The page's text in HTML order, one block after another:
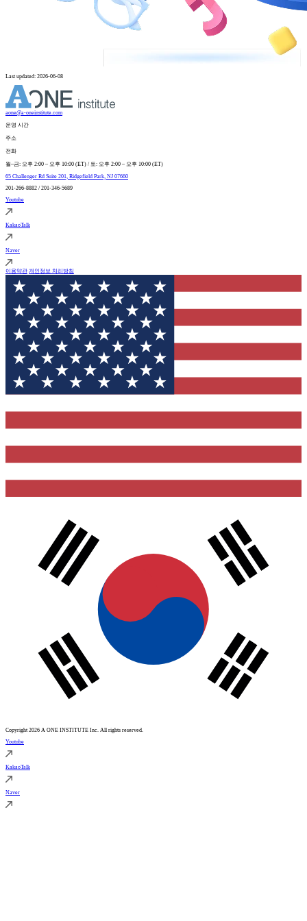
Last updated: 2026-06-08
aone@a-oneinstitute.com
운영 시간
주소
전화
월–금: 오후 2:00 – 오후 10:00 (ET) / 토: 오후 2:00 – 오후 10:00 (ET)
65 Challenger Rd Suite 201, Ridgefield Park, NJ 07660
201-266-8882 / 201-346-5689
Youtube
KakaoTalk
Naver
이용약관 개인정보 처리방침
Copyright 2026 A ONE INSTITUTE Inc. All rights reserved.
Youtube
KakaoTalk
Naver